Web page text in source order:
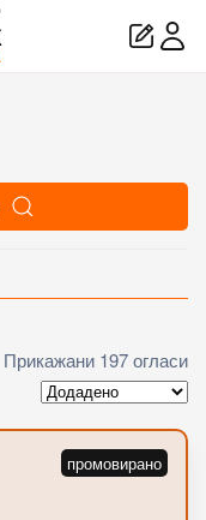
Прикажани 197 огласи